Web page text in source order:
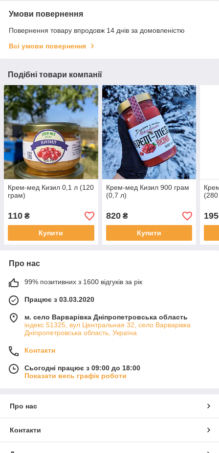
Умови повернення
Повернення товару впродовж 14 днів за домовленістю
Всі умови повернення
Подібні товари компанії
Крем-мед Кизил 0,1 л (120
грам)
110 ₴
Купити
Крем-мед Кизил 900 грам
(0,7 л)
820₴
Купити
195
Про нас
99% позитивних з 1600 відгуків за рік
Працює з 03.03.2020
м. село Варварівка Дніпропетровська область
індекс 51325, вул Центральная 32, село Варварівка
Дніпропетровська область, Україна
Контакти
Сьогодні працює з 09:00 до 18:00
Показати весь графік роботи
Про нас
Контакти